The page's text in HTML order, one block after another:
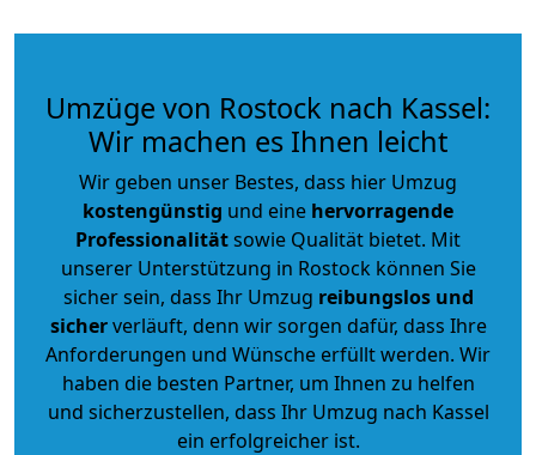
Umzüge von Rostock nach Kassel:
Wir machen es Ihnen leicht
Wir geben unser Bestes, dass hier Umzug
kostengünstig und eine hervorragende
Professionalitätsowie Qualität bietet. Mit
unserer Unterstützung in Rostock können Sie
sicher sein, dass Ihr Umzug reibungslos und
sicherverläuft, denn wir sorgen dafür, dass Ihre
Anforderungen und Wünsche erfüllt werden. Wir
haben die besten Partner, um Ihnen zu helfen
und sicherzustellen, dass Ihr Umzug nach Kassel
ein erfolgreicher ist.